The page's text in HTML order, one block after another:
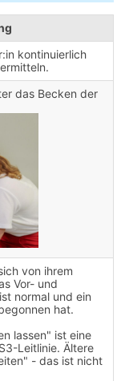
kontinuierlich
das Becken der
von ihrem
Vor- und
normal und ein
hat.
lassen" ist eine
Leitlinie. Ältere
- das ist nicht